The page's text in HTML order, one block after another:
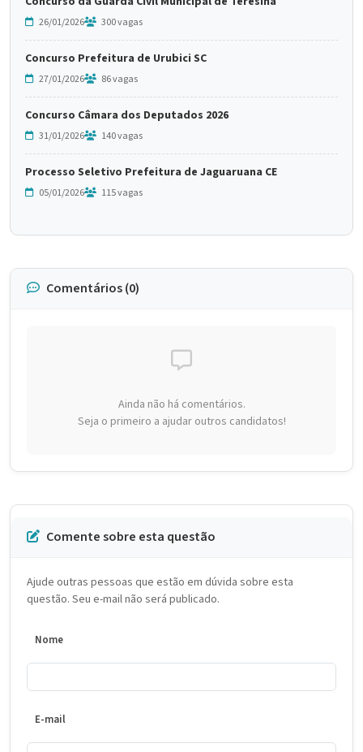
26/01/2026 300 vagas
Concurso Prefeitura de Urubici SC
27/01/2026 86 vagas
Concurso Câmara dos Deputados 2026
31/01/2026 140 vagas
Processo Seletivo Prefeitura de Jaguaruana CE
05/01/2026 115 vagas
Comentários (0)
Ainda não há comentários.
Seja o primeiro a ajudar outros candidatos!
Comente sobre esta questão
Ajude outras pessoas que estão em dúvida sobre esta
questão. Seu e-mail não será publicado.
Nome
E-mail